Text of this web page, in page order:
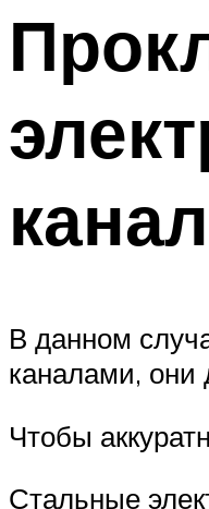
В данном
каналами, они
Чтобы
Стальные